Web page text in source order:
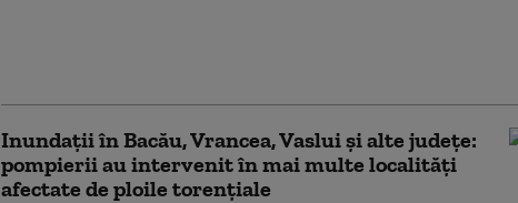
Inundații în Bacău, Vrancea, Vaslui și alte județe:
pompierii au intervenit în mai multe localități
afectate de ploile torențiale